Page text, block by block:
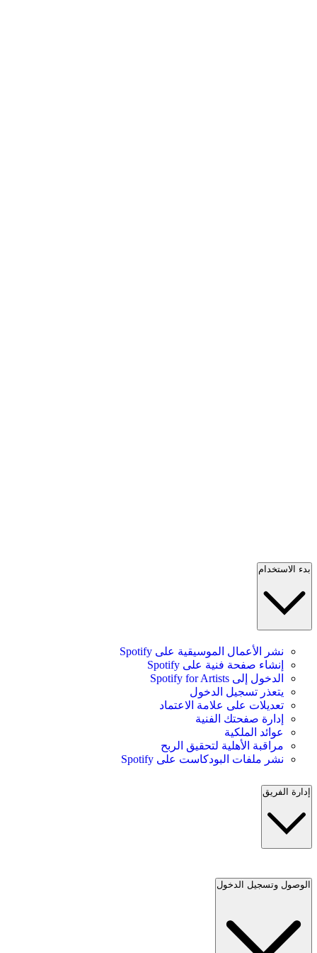
بدء الاستخدام
نشر الأعمال الموسيقية على Spotify
إنشاء صفحة فنية على Spotify
الدخول إلى Spotify for Artists
يتعذر تسجيل الدخول
تعديلات على علامة الاعتماد
إدارة صفحتك الفنية
عوائد الملكية
مراقبة الأهلية لتحقيق الربح
نشر ملفات البودكاست على Spotify
إدارة الفريق
الوصول وتسجيل الدخول